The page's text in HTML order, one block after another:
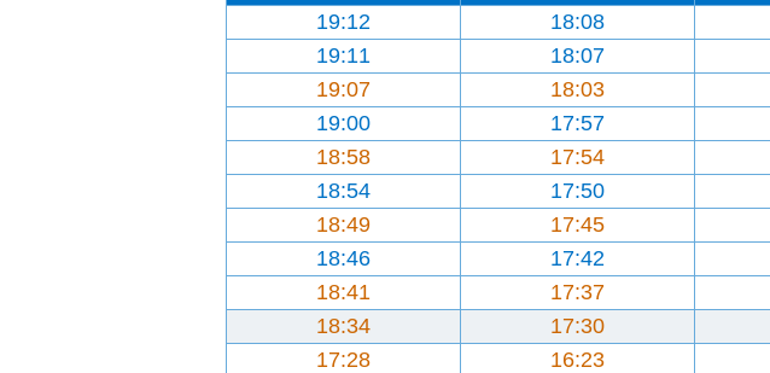
18:08
19:12
18:07
19:11
18:03
19:07
17:57
19:00
17:54
18:58
17:50
18:54
17:45
18:49
17:42
18:46
17:37
18:41
17:30
18:34
16:23
17:28